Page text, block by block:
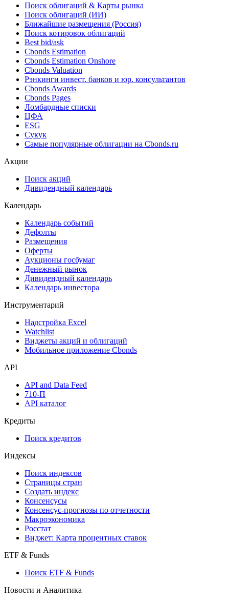
Поиск облигаций & Карты рынка
Поиск облигаций (ИИ)
Ближайшие размещения (Россия)
Поиск котировок облигаций
Best bid/ask
Cbonds Estimation
Cbonds Estimation Onshore
Cbonds Valuation
Рэнкинги инвест. банков и юр. консультантов
Cbonds Awards
Cbonds Pages
Ломбардные списки
ЦФА
ESG
Сукук
Самые популярные облигации на Cbonds.ru
Акции
Поиск акций
Дивидендный календарь
Календарь
Календарь событий
Дефолты
Размещения
Оферты
Аукционы госбумаг
Денежный рынок
Дивидендный календарь
Календарь инвестора
Инструментарий
Надстройка Excel
Watchlist
Виджеты акций и облигаций
Мобильное приложение Cbonds
API
API and Data Feed
710-П
API каталог
Кредиты
Поиск кредитов
Индексы
Поиск индексов
Страницы стран
Создать индекс
Консенсусы
Консенсус-прогнозы по отчетности
Макроэкономика
Росстат
Виджет: Карта процентных ставок
ETF & Funds
Поиск ETF & Funds
Новости и Аналитика